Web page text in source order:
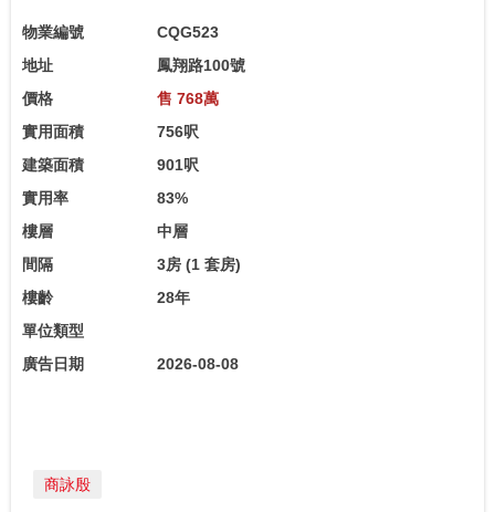
物業編號
CQG523
地址
鳳翔路100號
價格
售 768萬
實用面積
756呎
建築面積
901呎
實用率
83%
樓層
中層
間隔
3房(1 套房)
樓齡
28年
單位類型
廣告日期
2026-08-08
商詠殷